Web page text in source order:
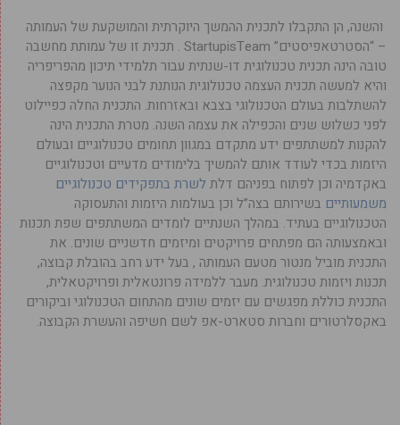
והשנה, הן התקבלו לתכנית ההמשך היוקרתית והמושקעת של העמותה
– “הסטרטאפיסטים” StartupisTeam . תכנית זו של עמותת מחשבה
טובה הינה תכנית טכנולוגית דו-שנתית עבור תלמידי תיכון מהפריפריה
והיא למעשה תכנית העצמה טכנולוגית הנותנת לבני הנוער מקפצה
להשתלבות בעולם הטכנולוגי בצבא ובאזרחות. התכנית החלה כפיילוט
לפני כשלוש שנים והכפילה את עצמה השנה. מטרת התכנית הינה
להקנות למשתתפים ידע מתקדם במגוון תחומים טכנולוגיים ובעולם
היזמות בכדי לעודד אותם להמשיך בלימודים מדעיים וטכנולוגיים
באקדמיה וכן לפתוח בפניהם דלת לשרת בתפקידים טכנולוגיים
משמעותיים בשירותם בצה”ל וכן בעולמות היזמות והתעסוקה
הטכנולוגיים בעתיד. במהלך השנתיים לומדים המשתתפים שפת תכנות
ובאמצעותה הם מפתחים פרויקטים ומיזמים חדשניים שונים. את
התכנית מוביל מנטור מטעם העמותה , בעל ידע רחב בהובלת קבוצה,
תכנות ויזמות טכנולוגית. מעבר ללמידה פרונטאלית ופרויקטאלית,
התכנית כוללת מפגשים עם יזמים שונים מהתחום הטכנולוגי וביקורים
באקסלרטורים וחברות סטארט-אפ לשם חשיפה והעשרת הקבוצה.